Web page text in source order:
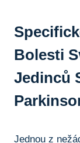
Bolesti
‌jedinců
Jednou z